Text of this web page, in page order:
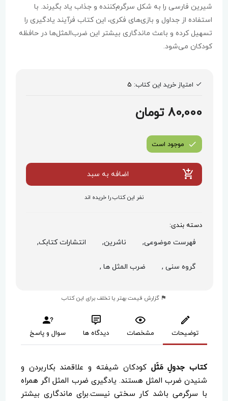
شیرین فارسی را به شکل سرگرم‌کننده و جذاب یاد بگیرند. با
استفاده از جداول و بازی‌های فکری، این کتاب فرآیند یادگیری را
تسهیل کرده و باعث ماندگاری بیشتر این ضرب‌المثل‌ها در حافظه
کودکان می‌شود.
امتیاز خرید این کتاب: 5
80,000 تومان
موجود است
اضافه به سبد
نفر این کتاب را خریده اند
دسته بندی:
فهرست موضوعی, ناشرین, انتشارات کتابک,
گروه سنی , ضرب المثل ها ,
گزارش قیمت بهتر یا تخلف برای این کتاب
توضیحات مشخصات دیدگاه ها سوال و پاسخ
کتاب جدولِ مَثَلکودکان شیفته و علاقمند بکاربردن و
شنیدن ضرب المثل هستند. یادگیری ضرب المثل اگر همراه
با سرگرمی باشد کار سختی نیست.برای ماندگاری بیشتر